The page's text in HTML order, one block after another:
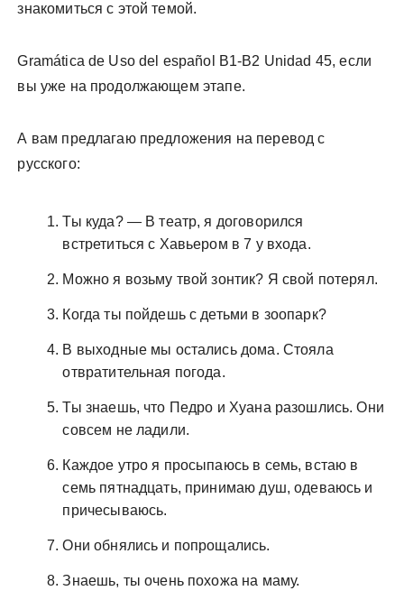
знакомиться с этой темой.
Gramática de Uso del español B1-B2 Unidad 45, если
вы уже на продолжающем этапе.
А вам предлагаю предложения на перевод с
русского:
Ты куда? — В театр, я договорился
встретиться с Хавьером в 7 у входа.
Можно я возьму твой зонтик? Я свой потерял.
Когда ты пойдешь с детьми в зоопарк?
В выходные мы остались дома. Стояла
отвратительная погода.
Ты знаешь, что Педро и Хуана разошлись. Они
совсем не ладили.
Каждое утро я просыпаюсь в семь, встаю в
семь пятнадцать, принимаю душ, одеваюсь и
причесываюсь.
Они обнялись и попрощались.
Знаешь, ты очень похожа на маму.